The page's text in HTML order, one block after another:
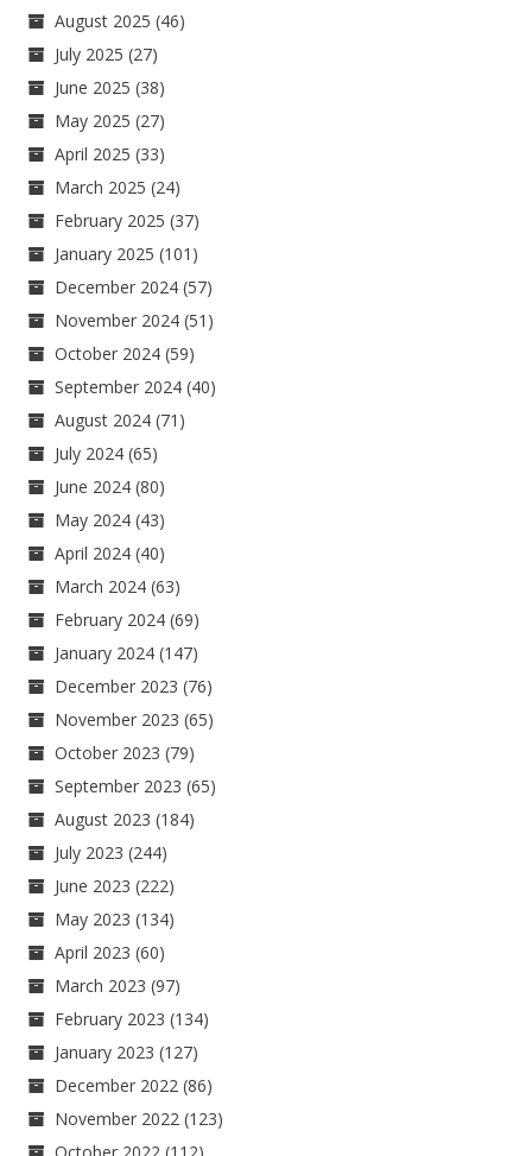
August 2025 (46)
July 2025 (27)
June 2025 (38)
May 2025 (27)
April 2025 (33)
March 2025 (24)
February 2025 (37)
January 2025 (101)
December 2024 (57)
November 2024 (51)
October 2024 (59)
September 2024 (40)
August 2024 (71)
July 2024 (65)
June 2024 (80)
May 2024 (43)
April 2024 (40)
March 2024 (63)
February 2024 (69)
January 2024 (147)
December 2023 (76)
November 2023 (65)
October 2023 (79)
September 2023 (65)
August 2023 (184)
July 2023 (244)
June 2023 (222)
May 2023 (134)
April 2023 (60)
March 2023 (97)
February 2023 (134)
January 2023 (127)
December 2022 (86)
November 2022 (123)